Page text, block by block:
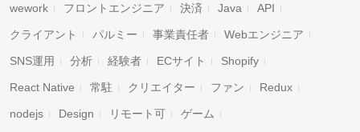
wework フロントエンジニア 決済 Java API
クライアント パルミー 事業責任者 Webエンジニア
SNS運用 分析 経験者 ECサイト Shopify
React Native 常駐 クリエイター ファン Redux
nodejs Design リモート可 ゲーム